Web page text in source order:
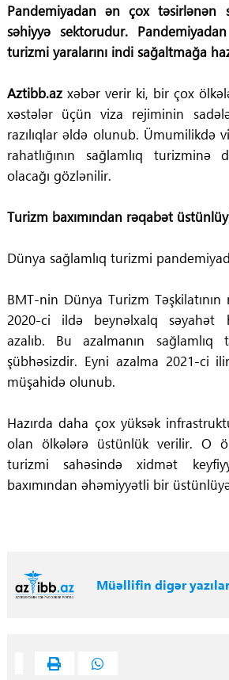
Pandemiyadan ən çox təsirlənən
səhiyyə sektorudur.
turizmi yaralarını indi sağaltmağa
Aztibb.azxəbər verir ki, bir çox
xəstələr üçün viza rejiminin
razılıqlar əldə olunub. Ümumilikdə
rahatlığının sağlamlıq
olacağı gözlənilir.
Turizm baxımından rəqabət
Dünya sağlamlıq turizmi
BMT-nin Dünya Turizm
2020-ci ildə beynəlxalq səyahət
azalıb. Bu azalmanın
şübhəsizdir. Eyni azalma 2021-ci
müşahidə olunub.
Hazırda daha çox yüksək
olan ölkələrə üstünlük verilir. O
turizmi sahəsində xidmət
baxımından əhəmiyyətli bir
Müəllifin digər
ÜST